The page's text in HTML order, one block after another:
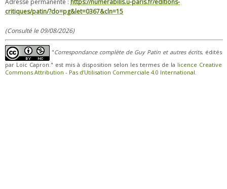
Adresse permanente : https://numerabilis.u-paris.fr/editions-
critiques/patin/?do=pg&let=0367&cln=15
(Consulté le 09/08/2026)
"Correspondance complète de Guy Patin et autres écrits, édités
par Loïc Capron." est mis à disposition selon les termes de la licence Creative
Commons Attribution - Pas d’Utilisation Commerciale 4.0 International.